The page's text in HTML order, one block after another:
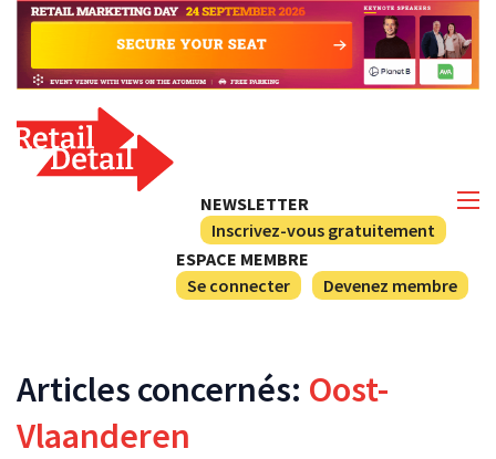
NEWSLETTER
Inscrivez-vous gratuitement
ESPACE MEMBRE
Se connecter
Devenez membre
Articles concernés: Oost-
Vlaanderen